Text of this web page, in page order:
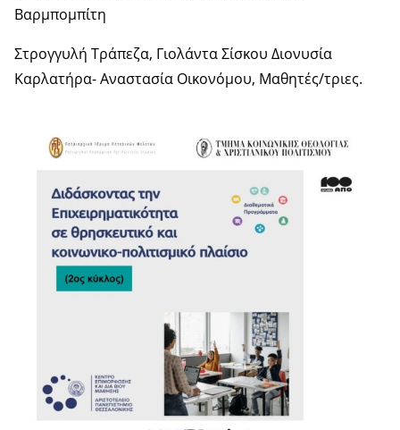
Βαρμπομπίτη
Στρογγυλή Τράπεζα, Γιολάντα Σίσκου Διονυσία
Καρλατήρα- Αναστασία Οικονόμου, Μαθητές/τριες.